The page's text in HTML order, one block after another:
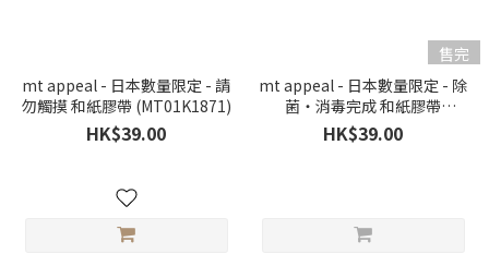
mt appeal - 日本數量限定 - 請
勿觸摸 和紙膠帶 (MT01K1871)
HK$39.00
售完
mt appeal - 日本數量限定 - 除
菌・消毒完成 和紙膠帶
(MT01K1870)
HK$39.00